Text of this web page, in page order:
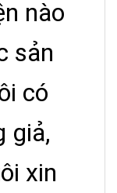
nào
sản
có
giả,
xin